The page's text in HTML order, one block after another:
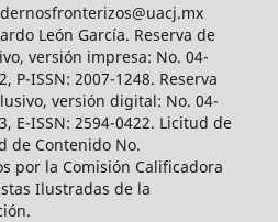
León García. Reserva de
versión impresa: No. 04-
P-ISSN: 2007-1248. Reserva
versión digital: No. 04-
E-ISSN: 2594-0422. Licitud de
de Contenido No.
por la Comisión Calificadora
Ilustradas de la